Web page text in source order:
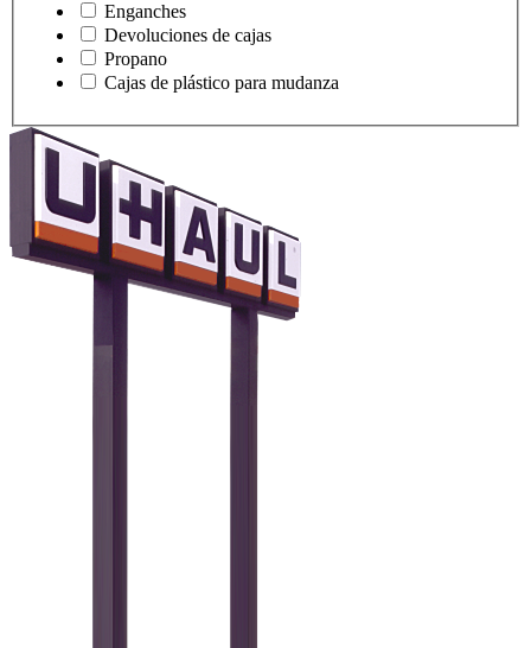
Enganches
Devoluciones de cajas
Propano
Cajas de plástico para mudanza